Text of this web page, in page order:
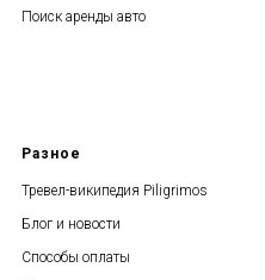
Поиск аренды авто
Разное
Тревел-википедия Piligrimos
Блог и новости
Способы оплаты